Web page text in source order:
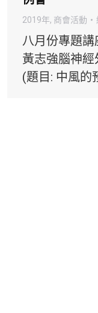
2019年, 商會活動
八月份專題
黃志強腦神
(題目: 中風的